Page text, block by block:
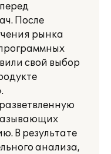
После
рынка
свой выбор
В результате
анализа,